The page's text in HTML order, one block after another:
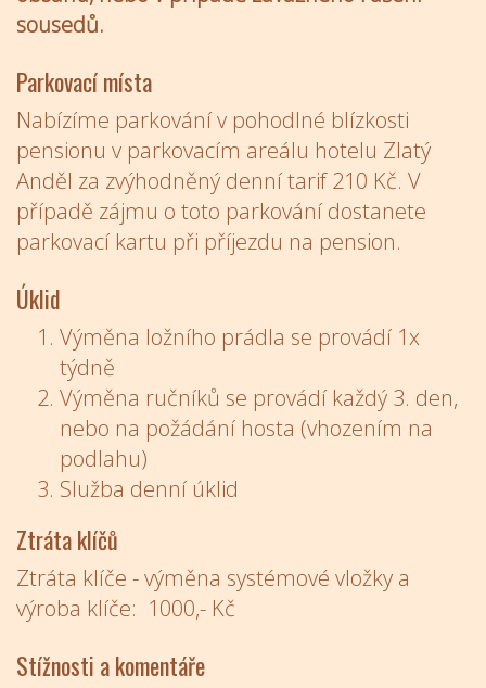
sousedů.
Parkovací místa
Nabízíme parkování v pohodlné blízkosti
pensionu v parkovacím areálu hotelu Zlatý
Anděl za zvýhodněný denní tarif 210 Kč. V
případě zájmu o toto parkování dostanete
parkovací kartu při příjezdu na pension.
Úklid
Výměna ložního prádla se provádí 1x
týdně
Výměna ručníků se provádí každý 3. den,
nebo na požádání hosta (vhozením na
podlahu)
Služba denní úklid
Ztráta klíčů
Ztráta klíče - výměna systémové vložky a
výroba klíče: 1000,- Kč
Stížnosti a komentáře